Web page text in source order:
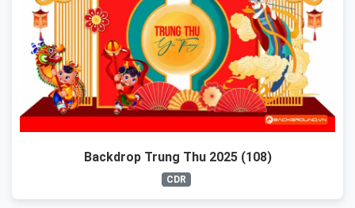
Backdrop Trung Thu 2025 (108)
CDR